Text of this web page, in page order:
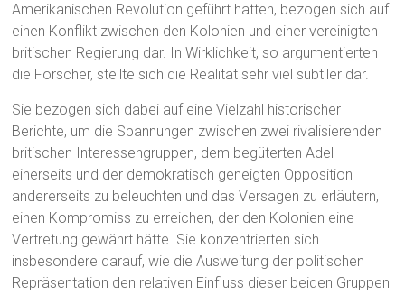
Amerikanischen Revolution geführt hatten, bezogen sich auf
einen Konflikt zwischen den Kolonien und einer vereinigten
britischen Regierung dar. In Wirklichkeit, so argumentierten
die Forscher, stellte sich die Realität sehr viel subtiler dar.
Sie bezogen sich dabei auf eine Vielzahl historischer
Berichte, um die Spannungen zwischen zwei rivalisierenden
britischen Interessengruppen, dem begüterten Adel
einerseits und der demokratisch geneigten Opposition
andererseits zu beleuchten und das Versagen zu erläutern,
einen Kompromiss zu erreichen, der den Kolonien eine
Vertretung gewährt hätte. Sie konzentrierten sich
insbesondere darauf, wie die Ausweitung der politischen
Repräsentation den relativen Einfluss dieser beiden Gruppen